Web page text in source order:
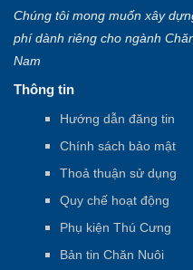
Chúng tôi mong muốn xây
phí dành riêng cho ngành
Nam
Thông tin
Hướng dẫn đăng tin
Chính sách bảo mật
Thoả thuận sử dụng
Quy chế hoạt động
Phụ kiện Thú Cưng
Bản tin Chăn Nuôi